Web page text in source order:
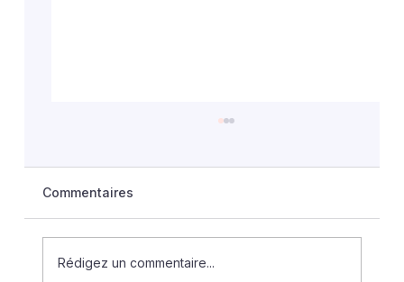
Commentaires
Rédigez un commentaire...